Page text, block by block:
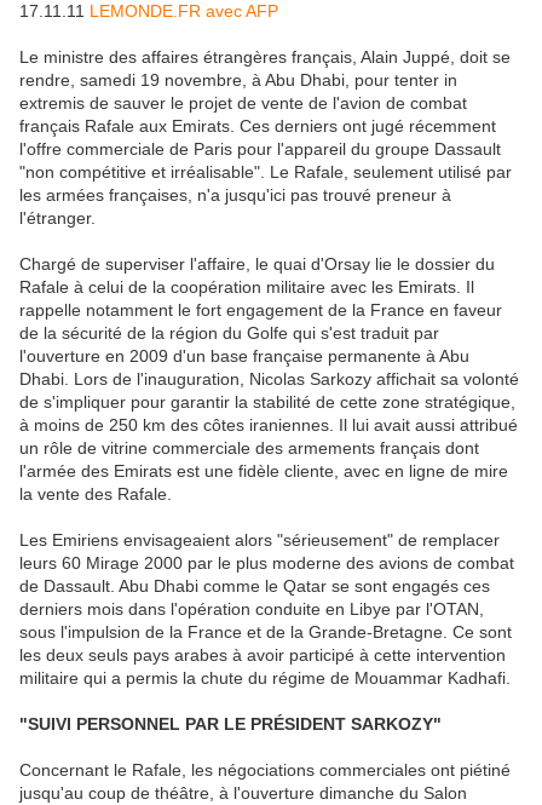
17.11.11 LEMONDE.FR avec AFP
Le ministre des affaires étrangères français, Alain Juppé, doit se
rendre, samedi 19 novembre, à Abu Dhabi, pour tenter in
extremis de sauver le projet de vente de l'avion de combat
français Rafale aux Emirats. Ces derniers ont jugé récemment
l'offre commerciale de Paris pour l'appareil du groupe Dassault
"non compétitive et irréalisable". Le Rafale, seulement utilisé par
les armées françaises, n'a jusqu'ici pas trouvé preneur à
l'étranger.
Chargé de superviser l'affaire, le quai d'Orsay lie le dossier du
Rafale à celui de la coopération militaire avec les Emirats. Il
rappelle notamment le fort engagement de la France en faveur
de la sécurité de la région du Golfe qui s'est traduit par
l'ouverture en 2009 d'un base française permanente à Abu
Dhabi. Lors de l'inauguration, Nicolas Sarkozy affichait sa volonté
de s'impliquer pour garantir la stabilité de cette zone stratégique,
à moins de 250 km des côtes iraniennes. Il lui avait aussi attribué
un rôle de vitrine commerciale des armements français dont
l'armée des Emirats est une fidèle cliente, avec en ligne de mire
la vente des Rafale.
Les Emiriens envisageaient alors "sérieusement" de remplacer
leurs 60 Mirage 2000 par le plus moderne des avions de combat
de Dassault. Abu Dhabi comme le Qatar se sont engagés ces
derniers mois dans l'opération conduite en Libye par l'OTAN,
sous l'impulsion de la France et de la Grande-Bretagne. Ce sont
les deux seuls pays arabes à avoir participé à cette intervention
militaire qui a permis la chute du régime de Mouammar Kadhafi.
"SUIVI PERSONNEL PAR LE PRÉSIDENT SARKOZY"
Concernant le Rafale, les négociations commerciales ont piétiné
jusqu'au coup de théâtre, à l'ouverture dimanche du Salon